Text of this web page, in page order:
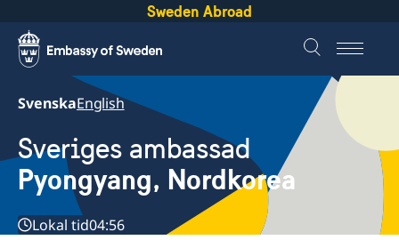
Sweden Abroad
SvenskaEnglish
Sveriges ambassad
Pyongyang, Nordkorea
Lokal tid04:56